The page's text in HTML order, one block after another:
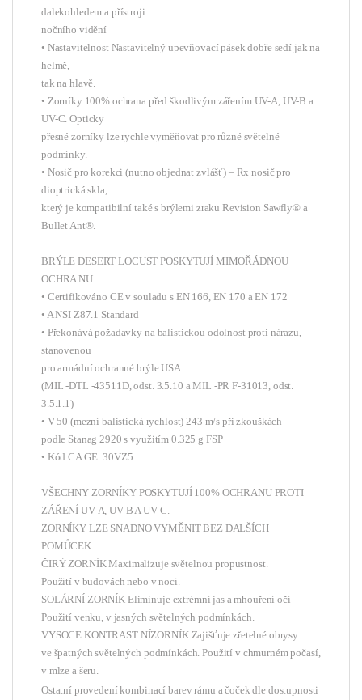
dalekohledem a přístroji
nočního vidění
• Nastavitelnost Nastavitelný upevňovací pásek dobře sedí jak na
helmě,
tak na hlavě.
• Zorníky 100% ochrana před škodlivým zářením UV-A, UV-B a
UV-C. Opticky
přesné zorníky lze rychle vyměňovat pro různé světelné
podmínky.
• Nosič pro korekci (nutno objednat zvlášť) – Rx nosič pro
dioptrická skla,
který je kompatibilní také s brýlemi zraku Revision Sawfly® a
Bullet Ant®.
BRÝLE DESERT LOCUST POSKYTUJÍ MIMOŘÁDNOU
OCHRA NU
• Certifikováno CE v souladu s EN 166, EN 170 a EN 172
• A NSI Z87.1 Standard
• Překonává požadavky na balistickou odolnost proti nárazu,
stanovenou
pro armádní ochranné brýle USA
(MIL -DTL -43511D, odst. 3.5.10 a MIL -PR F-31013, odst.
3.5.1.1)
• V 50 (mezní balistická rychlost) 243 m/s při zkouškách
podle Stanag 2920 s využitím 0.325 g FSP
• Kód CA GE: 30VZ5
VŠECHNY ZORNÍKY POSKYTUJÍ 100% OCHRANU PROTI
ZÁŘENÍ UV-A, UV-B A UV-C.
ZORNÍKY LZE SNADNO VYMĚNIT BEZ DALŠÍCH
POMŮCEK.
ČIRÝ ZORNÍK Maximalizuje světelnou propustnost.
Použití v budovách nebo v noci.
SOLÁRNÍ ZORNÍK Eliminuje extrémní jas a mhouření očí
Použití venku, v jasných světelných podmínkách.
VYSOCE KONTRAST NÍZORNÍK Zajišťuje zřetelné obrysy
ve špatných světelných podmínkách. Použití v chmurném počasí,
v mlze a šeru.
Ostatní provedení kombinací barev rámu a čoček dle dostupnosti